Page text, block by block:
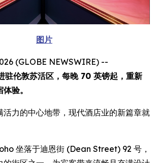
图片
(GLOBE NEWSWIRE) --
驻伦敦苏活区，每晚 70 英镑起，重新
验。
活力的中心地带，现代酒店业的新篇章就
坐落于迪恩街 (Dean Street) 92 号，